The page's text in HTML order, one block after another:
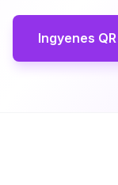
Ingyenes